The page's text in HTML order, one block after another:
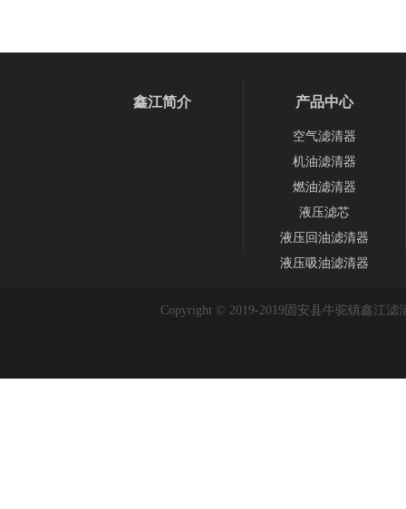
鑫江简介 产品中心
空气滤清器
机油滤清器
燃油滤清器
液压滤芯
液压回油滤清器
液压吸油滤清器
Copyright © 2019-2019 固安县牛驼镇鑫江滤